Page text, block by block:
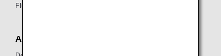
Flugnummern angezeigt.
Anschlussflüge